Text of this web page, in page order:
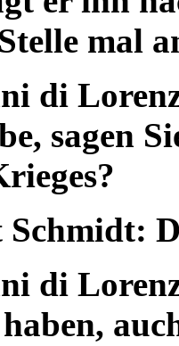
mal
di
sagen
di